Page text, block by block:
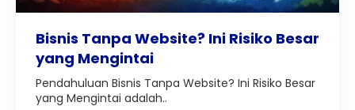
Bisnis Tanpa Website? Ini Risiko Besar
yang Mengintai
Pendahuluan Bisnis Tanpa Website? Ini Risiko Besar
yang Mengintai adalah..